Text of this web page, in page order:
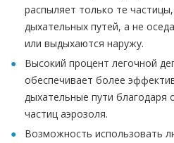
распыляет только те
дыхательных путей, а не
или выдыхаются наружу.
Высокий процент легочной
обеспечивает более
дыхательные пути благодаря
частиц аэрозоля.
Возможность использовать